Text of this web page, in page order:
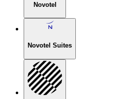
Novotel
Novotel Suites